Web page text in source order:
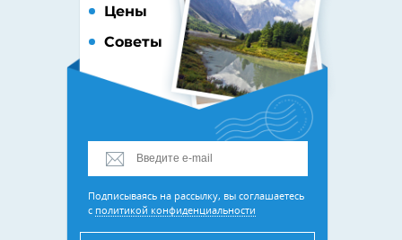
Цены
Советы
Подписываясь на рассылку, вы соглашаетесь
с политикой конфиденциальности